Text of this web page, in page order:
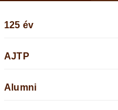
125 év
AJTP
Alumni